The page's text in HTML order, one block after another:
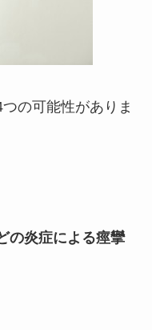
の可能性がありま
の炎症による痙攣